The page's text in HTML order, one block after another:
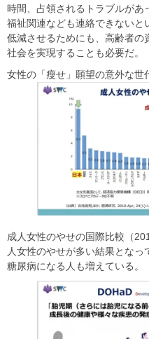
時間、占領されるトラブルがあ
福祉関連なども連絡できないと
低減させるためにも、高齢者の
社会を実現することも必要だ。
女性の「瘦せ」願望の意外な世
成人女性のやせの国際比較（
人女性のやせが多い結果とな
糖尿病になる人も増えている。